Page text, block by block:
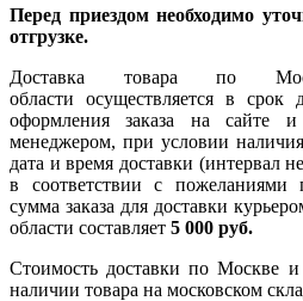
Перед приездом необходимо
отгрузке.
Доставка товара по
области осуществляется в
оформления заказа на сайте и
менеджером, при условии
дата и время доставки (интервал
в соответствии с пожеланиями
сумма заказа для доставки
области составляет 5 000 руб.
Стоимость доставки по Москве
наличии товара на московском